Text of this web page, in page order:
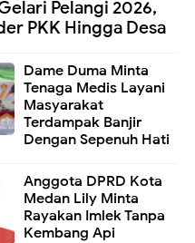
Pelangi 2026,
PKK Hingga Desa
Dame Duma Minta
Tenaga Medis Layani
Masyarakat
Terdampak Banjir
Dengan Sepenuh Hati
Anggota DPRD Kota
Medan Lily Minta
Rayakan Imlek Tanpa
Kembang Api